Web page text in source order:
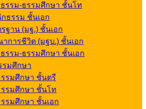
รรม-ธรรมศึกษา ชั้นโท
ธรรม ชั้นเอก
ฐาน (มฐ.) ชั้นเอก
การชีวิต (มฐบ.) ชั้นเอก
รรม-ธรรมศึกษา ชั้นเอก
รมศึกษา
รมศึกษา ชั้นตรี
รมศึกษา ชั้นโท
รมศึกษา ชั้นเอก